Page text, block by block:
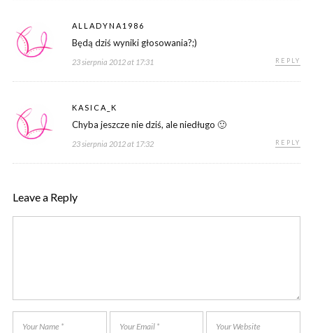
ALLADYNA1986
Będą dziś wyniki głosowania?;)
23 sierpnia 2012 at 17:31 REPLY
KASICA_K
Chyba jeszcze nie dziś, ale niedługo 🙂
23 sierpnia 2012 at 17:32 REPLY
Leave a Reply